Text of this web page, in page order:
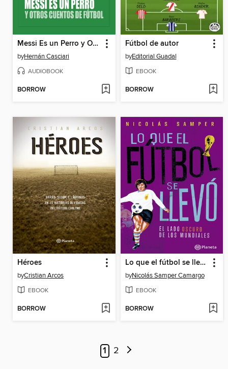
Messi Es un Perro y Otros Cuentos de Fútbol
byHernán Casciari
AUDIOBOOK
BORROW
Fútbol de autor
byEditorial Guadal
EBOOK
BORROW
Héroes
byCristian Arcos
EBOOK
BORROW
Lo que el fútbol se llevó
byNicolás Samper Camargo
EBOOK
BORROW
1 2